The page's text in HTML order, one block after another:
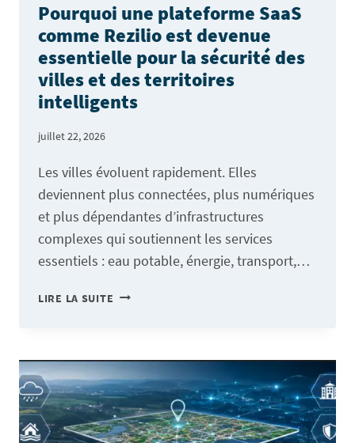
Pourquoi une plateforme SaaS
comme Rezilio est devenue
essentielle pour la sécurité des
villes et des territoires
intelligents
juillet 22, 2026
Les villes évoluent rapidement. Elles
deviennent plus connectées, plus numériques
et plus dépendantes d’infrastructures
complexes qui soutiennent les services
essentiels : eau potable, énergie, transport,…
LIRE LA SUITE POURQUOI
SAAS
COMME
REZILIO
EST